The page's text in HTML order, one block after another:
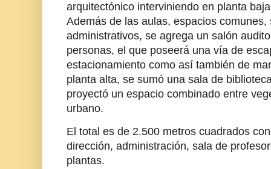
arquitectónico interviniendo en planta
Además de las aulas, espacios
administrativos, se agrega un salón
personas, el que poseerá una vía de
estacionamiento como así también de
planta alta, se sumó una sala de
proyectó un espacio combinado entre
urbano.
El total es de 2.500 metros cuadrados
dirección, administración, sala de
plantas.